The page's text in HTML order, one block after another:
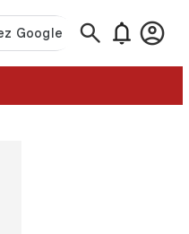
  